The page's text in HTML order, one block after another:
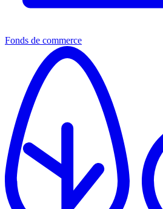
Fonds de commerce